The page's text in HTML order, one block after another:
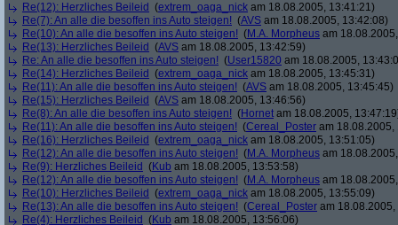
Re(12): Herzliches Beileid (extrem_oaga_nick am 18.08.2005, 13:41:21)
Re(7): An alle die besoffen ins Auto steigen! (AVS am 18.08.2005, 13:42:08)
Re(10): An alle die besoffen ins Auto steigen! (M.A. Morpheus am
Re(13): Herzliches Beileid (AVS am 18.08.2005, 13:42:59)
Re: An alle die besoffen ins Auto steigen! (User15820 am 18.08.2005,
Re(14): Herzliches Beileid (extrem_oaga_nick am 18.08.2005, 13:45:31)
Re(11): An alle die besoffen ins Auto steigen! (AVS am 18.08.2005, 13:45:45)
Re(15): Herzliches Beileid (AVS am 18.08.2005, 13:46:56)
Re(8): An alle die besoffen ins Auto steigen! (Hornet am 18.08.2005,
Re(11): An alle die besoffen ins Auto steigen! (Cereal_Poster am 18.08.2005,
Re(16): Herzliches Beileid (extrem_oaga_nick am 18.08.2005, 13:51:05)
Re(12): An alle die besoffen ins Auto steigen! (M.A. Morpheus am
Re(9): Herzliches Beileid (Kub am 18.08.2005, 13:53:58)
Re(12): An alle die besoffen ins Auto steigen! (M.A. Morpheus am
Re(10): Herzliches Beileid (extrem_oaga_nick am 18.08.2005, 13:55:09)
Re(13): An alle die besoffen ins Auto steigen! (Cereal_Poster am
Re(4): Herzliches Beileid (Kub am 18.08.2005, 13:56:06)